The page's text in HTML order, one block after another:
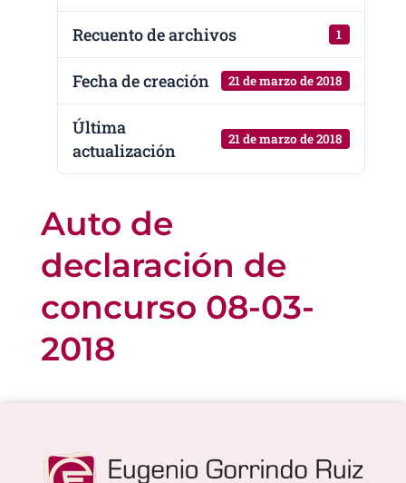
Recuento de archivos 1
Fecha de creación 21 de marzo de 2018
Última
actualización
21 de marzo de 2018
Auto de
declaración de
concurso 08-03-
2018